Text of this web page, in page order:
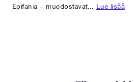
Epifania – muodostavat… Lue lisää